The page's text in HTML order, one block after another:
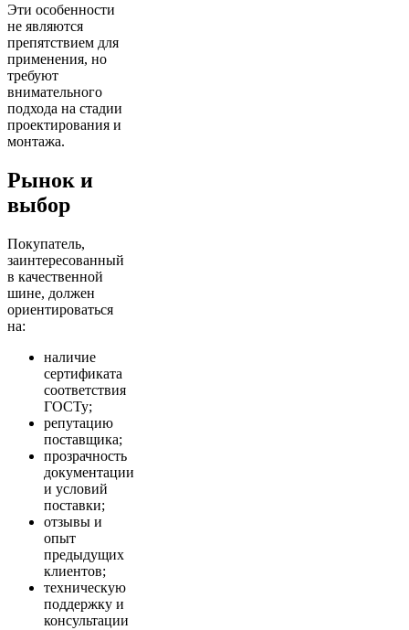
Эти особенности
не являются
препятствием для
применения, но
требуют
внимательного
подхода на стадии
проектирования и
монтажа.
Рынок и
выбор
Покупатель,
заинтересованный
в качественной
шине, должен
ориентироваться
на:
наличие
сертификата
соответствия
ГОСТу;
репутацию
поставщика;
прозрачность
документации
и условий
поставки;
отзывы и
опыт
предыдущих
клиентов;
техническую
поддержку и
консультации